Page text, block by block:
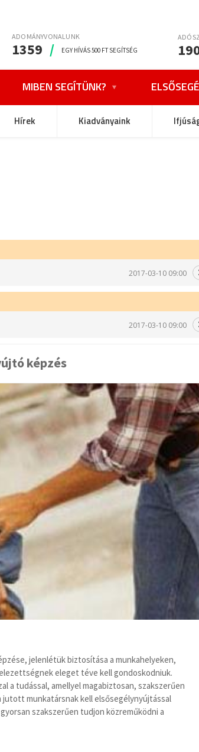
ADOMÁNYVONALUNK
1359 / EGY HÍVÁS 500 FT SEGÍTSÉG
MIBEN SEGÍTÜNK?
Hírek Kiadványaink
2017-03-10 09:00
2017-03-10 09:00
képzés
jelenlétük biztosítása a munkahelyeken,
eleget téve kell gondoskodniuk.
a tudással, amellyel magabiztosan, szakszerűen
jutott munkatársnak kell elsősegélynyújtással
szakszerűen tudjon közreműködni a